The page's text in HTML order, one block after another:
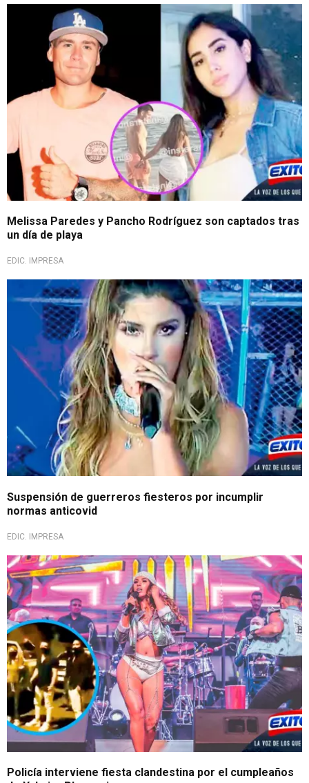
Melissa Paredes y Pancho Rodríguez son captados tras
un día de playa
EDIC. IMPRESA
Suspensión de guerreros fiesteros por incumplir
normas anticovid
EDIC. IMPRESA
Policía interviene fiesta clandestina por el cumpleaños